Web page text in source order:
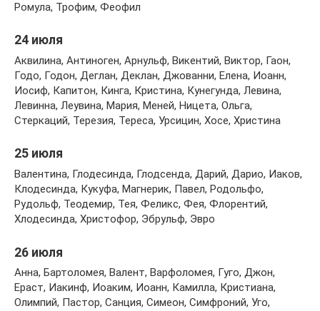
Ромула, Трофим, Феофил
24 июля
Аквилина, Антиноген, Арнульф, Викентий, Виктор, Гаон,
Годо, Годон, Деглан, Деклан, Джованни, Елена, Иоанн,
Иосиф, Капитон, Кинга, Кристина, Кунегунда, Левина,
Левинна, Леувина, Мария, Меней, Ницета, Ольга,
Стеркаций, Терезия, Тереса, Урсицин, Хосе, Христина
25 июля
Валентина, Глодесинда, Глодсенда, Дарий, Дарио, Иаков,
Клодесинда, Кукуфа, Магнерик, Павел, Родольфо,
Рудольф, Теодемир, Тея, Феликс, Фея, Флорентий,
Хлодесинда, Христофор, Эбрульф, Эвро
26 июля
Анна, Бартоломея, Валент, Варфоломея, Гуго, Джон,
Ераст, Иакинф, Иоаким, Иоанн, Камилла, Кристиана,
Олимпий, Пастор, Санция, Симеон, Симфроний, Уго,